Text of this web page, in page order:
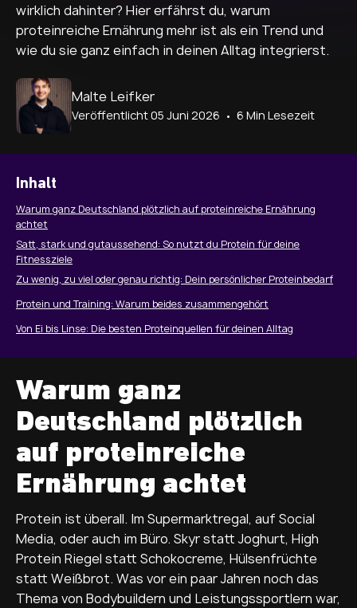
wirklich dahinter? Hier erfährst du, warum
proteinreiche Ernährung mehr ist als ein Trend und
wie du sie ganz einfach in deinen Alltag integrierst.
Autor:
Malte Leifker
Veröffentlicht 05 Juni 2026 • 6 Min Lesezeit
Inhalt
Warum ganz Deutschland plötzlich auf proteinreiche Ernährung
achtet
Satt, stark und gutaussehend: So nutzt du Protein für deine
Fitnessziele
Zu wenig, zu viel oder genau richtig: Dein persönlicher Proteinbedarf
Protein und Training: Warum beides zusammengehört
Von Ei bis Linse: Die besten Proteinquellen für deinen Alltag
Warum ganz
Deutschland plötzlich
auf proteinreiche
Ernährung achtet
Protein ist überall. Im Supermarktregal, auf Social
Media, oder auch im Büro. Skyr statt Joghurt, High
Protein Riegel statt Schokocreme, Hülsenfrüchte
statt Weißbrot. Was vor ein paar Jahren noch das
Thema von Bodybuildern und Leistungssportlern war,